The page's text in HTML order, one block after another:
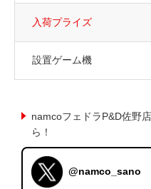
入荷プライズ
設置ゲーム機
namcoフェドラP&D佐野
ら！
@namco_sano